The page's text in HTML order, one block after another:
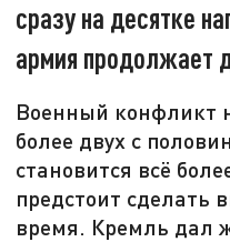
сразу на десятке
армия продолжает
Военный конфликт
более двух с
становится всё
предстоит сделать
время. Кремль дал